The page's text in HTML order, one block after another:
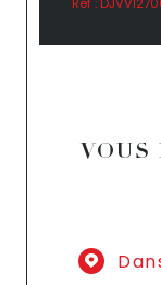
VOUS